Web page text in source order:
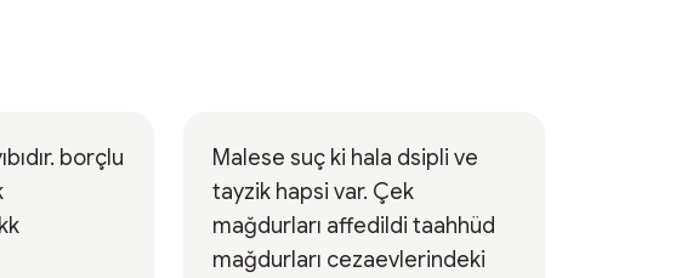
Malese suç ki hala dsipli ve
tayzik hapsi var. Çek
mağdurları affedildi taahhüd
mağdurları cezaevlerindeki